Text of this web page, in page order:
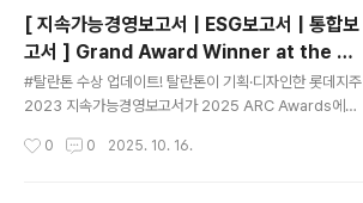
markable success by winning two Gold Awards
at the 2025 Galaxy Awards! Winners include: LO
TTE Fine Chemical 2024 Sustainability Report
(Gold)LOTTE Corporation 2024 Sustainability R
eport (Honors)
[ 지속가능경영보고서 | ESG보고서 | 통합보
고서 ] Grand Award Winner at the 20
5 ARC Awards
#탈란톤 수상 업데이트! 탈란톤이 기획·디자인한 롯데지주
2023 지속가능경영보고서가 2025 ARC Awards에서
속 2관왕이라는 뜻깊은 성과를 거두게 되어 더욱 큰 의미
0 0 2025. 10. 16.